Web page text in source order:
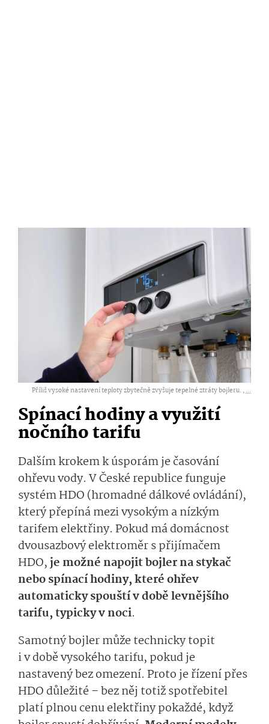
Příliš vysoké nastavení teploty zbytečně zvyšuje tepelné ztráty bojleru. ,...
Spínací hodiny a využití
nočního tarifu
Dalším krokem k úsporám je časování
ohřevu vody. V České republice funguje
systém HDO (hromadné dálkové ovládání),
který přepíná mezi vysokým a nízkým
tarifem elektřiny. Pokud má domácnost
dvousazbový elektroměr s přijímačem
HDO,je možné napojit bojler na stykač
nebo spínací hodiny, které ohřev
automaticky spouští v době levnějšího
tarifu, typicky v noci.
Samotný bojler může technicky topit
i v době vysokého tarifu, pokud je
nastavený bez omezení. Proto je řízení přes
HDO důležité – bez něj totiž spotřebitel
platí plnou cenu elektřiny pokaždé, když